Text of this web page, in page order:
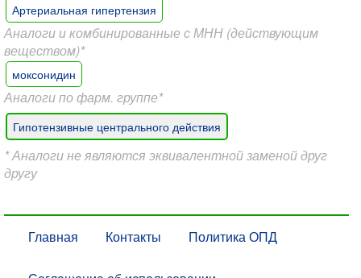
Артериальная гипертензия
Аналоги и комбинированные с МНН (действующим
веществом)*
моксонидин
Аналоги по фарм. группе*
Гипотензивные центрального действия
* Аналоги не являются эквивалентной заменой друг
другу
Главная Контакты Политика ОПД